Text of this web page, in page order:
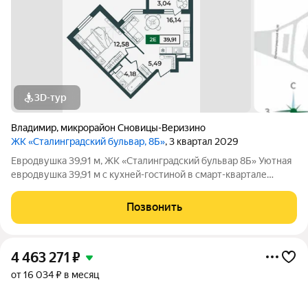
3D-тур
Владимир, микрорайон Сновицы-Веризино
ЖК «Сталинградский бульвар, 8Б», 3 квартал 2029
Евродвушка 39,91 м, ЖК «Сталинградский бульвар 8Б» Уютная
евродвушка 39,91 м с кухней-гостиной в смарт-квартале
планировка, современный дом и развитая инфраструктура
Позвонить
4 463 271 ₽
от 16 034 ₽ в месяц